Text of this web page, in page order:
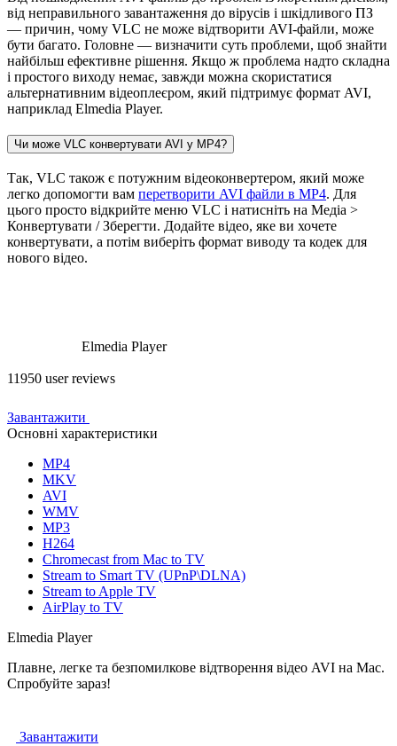
від неправильного завантаження до вірусів і шкідливого ПЗ
— причин, чому VLC не може відтворити AVI-файли, може
бути багато. Головне — визначити суть проблеми, щоб знайти
найбільш ефективне рішення. Якщо ж проблема надто складна
і простого виходу немає, завжди можна скористатися
альтернативним відеоплеєром, який підтримує формат AVI,
наприклад Elmedia Player.
Чи може VLC конвертувати AVI у MP4?
Так, VLC також є потужним відеоконвертером, який може
легко допомогти вам перетворити AVI файли в MP4. Для
цього просто відкрийте меню VLC і натисніть на Медіа >
Конвертувати / Зберегти. Додайте відео, яке ви хочете
конвертувати, а потім виберіть формат виводу та кодек для
нового відео.
Elmedia Player
11950 user reviews
Завантажити
Основні характеристики
MP4
MKV
AVI
WMV
MP3
H264
Chromecast from Mac to TV
Stream to Smart TV (UPnP\DLNA)
Stream to Apple TV
AirPlay to TV
Elmedia Player
Плавне, легке та безпомилкове відтворення відео AVI на Mac.
Спробуйте зараз!
Завантажити